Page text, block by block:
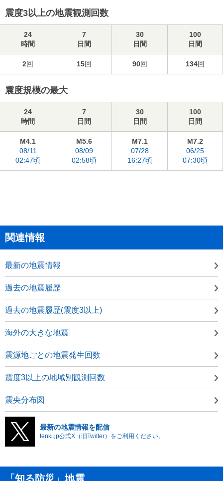
震度3以上の地震観測回数
24
時間
7
日間
30
日間
100
日間
2回 15回 90回 134回
震度規模の最大
24
時間
7
日間
30
日間
100
日間
M4.1
08/11
02:47頃
M5.6
08/09
02:58頃
M7.1
07/28
16:27頃
M7.2
06/25
07:30頃
関連情報
最新の地震情報
過去の地震履歴
過去の地震履歴(震度3以上)
海外の大きな地震
震源地ごとの地震発生回数
震度3以上の地域別観測回数
震央分布図
最新の地震情報を配信
tenki.jp公式X（旧Twitter）をご利用ください。
「知る防災」地震